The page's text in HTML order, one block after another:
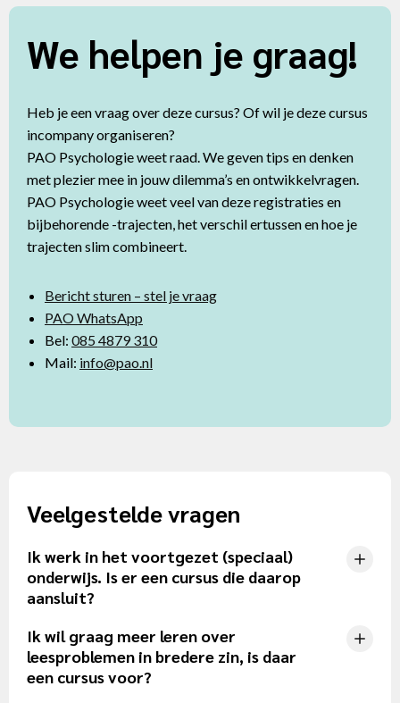
We helpen je graag!
Heb je een vraag over deze cursus? Of wil je deze cursus
incompany organiseren?
PAO Psychologie weet raad. We geven tips en denken
met plezier mee in jouw dilemma’s en ontwikkelvragen.
PAO Psychologie weet veel van deze registraties en
bijbehorende -trajecten, het verschil ertussen en hoe je
trajecten slim combineert.
Bericht sturen – stel je vraag
PAO WhatsApp
Bel: 085 4879 310
Mail: info@pao.nl
Veelgestelde vragen
Ik werk in het voortgezet (speciaal)
onderwijs. Is er een cursus die daarop
aansluit?
Ik wil graag meer leren over
leesproblemen in bredere zin, is daar
een cursus voor?